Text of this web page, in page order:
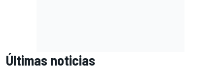
Últimas noticias